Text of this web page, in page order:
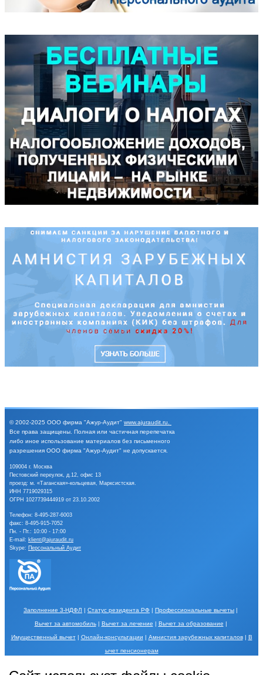
© 2002-2025 ООО фирма "Ажур-Аудит" www.ajuraudit.ru
Все права защищены. Полная или частичная перепечатка
либо иное использование материалов без письменного
разрешения ООО фирма "Ажур-Аудит" не допускается.
109004 г. Москва
Пестовский переулок, д.12, офис 13
проезд: м. «Таганская»-кольцевая, Марксистская.
ИНН 7719029315
ОГРН 1027739444919 от 23.10.2002
Телефон: 8-495-287-6003
факс: 8-495-915-7052
Пн. - Пт.: 10:00 - 17:00
E-mail: klient@ajuraudit.ru
Skype: Персональный Аудит
Заполнение 3-НДФЛ | Статус резидента РФ | Профессиональные вычеты |
Вычет за автомобиль| Вычет за лечение | Вычет за образование |
Имущественный вычет| Онлайн-консультации | Амнистия зарубежных капиталов| В
ычет пенсионерам
Порядок обработки Ваших персональных данных и меры по их защите описаны в